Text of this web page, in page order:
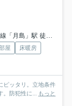
月島」駅 徒歩14分
屋
床暖房
ピッタリ。立地条件
防犯性に...
もっと